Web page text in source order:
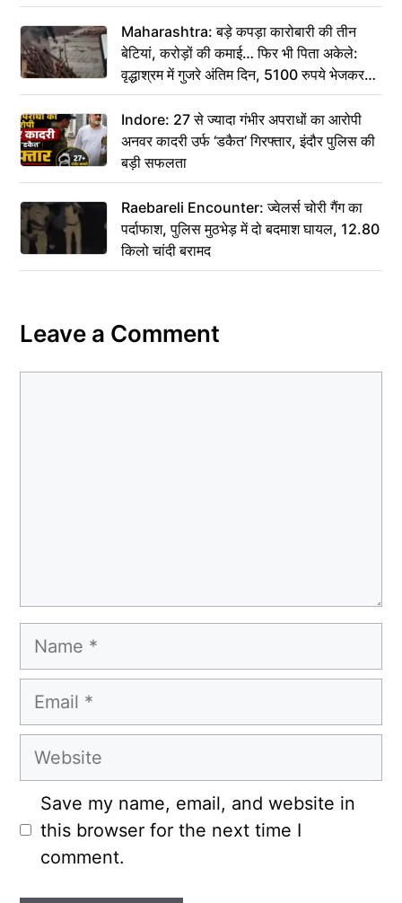
Maharashtra: बड़े कपड़ा कारोबारी की तीन
बेटियां, करोड़ों की कमाई… फिर भी पिता अकेले:
वृद्धाश्रम में गुजरे अंतिम दिन, 5100 रुपये भेजकर
कहा– अंतिम संस्कार कर दीजिए हम नहीं आ पाएंगे
Indore: 27 से ज्यादा गंभीर अपराधों का आरोपी
अनवर कादरी उर्फ ‘डकैत’ गिरफ्तार, इंदौर पुलिस की
बड़ी सफलता
Raebareli Encounter: ज्वेलर्स चोरी गैंग का
पर्दाफाश, पुलिस मुठभेड़ में दो बदमाश घायल, 12.80
किलो चांदी बरामद
Leave a Comment
Name
Email
Website
Save my name, email, and website in
this browser for the next time I
comment.